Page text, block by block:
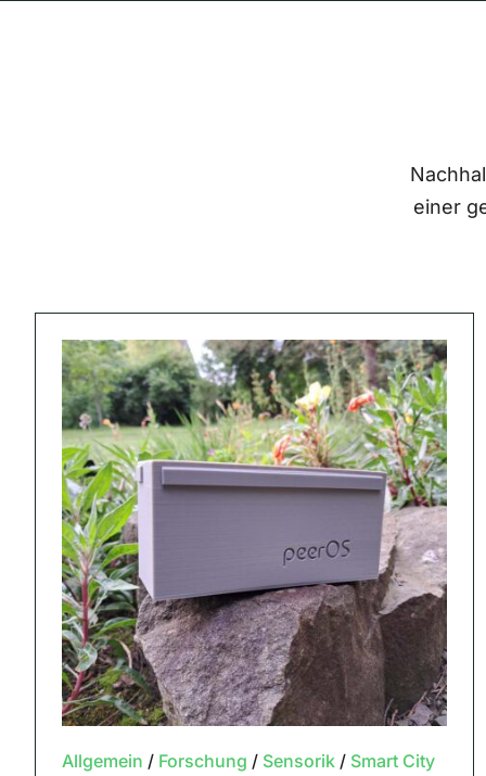
einer
Allgemein / Forschung / Sensorik/ Smart City